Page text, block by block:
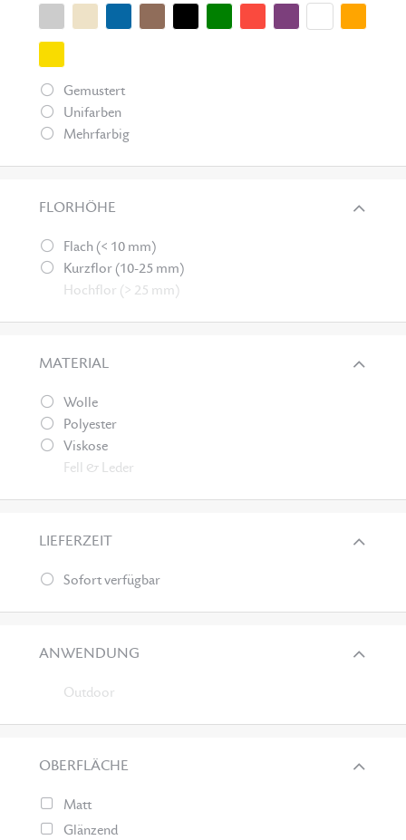
Gemustert
Unifarben
Mehrfarbig
FLORHÖHE
Flach (< 10 mm)
Kurzflor (10-25 mm)
Hochflor (> 25 mm)
MATERIAL
Wolle
Polyester
Viskose
Fell & Leder
LIEFERZEIT
Sofort verfügbar
ANWENDUNG
Outdoor
OBERFLÄCHE
Matt
Glänzend